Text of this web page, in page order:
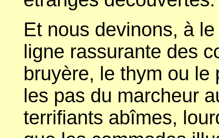
Et nous devinons, à
ligne rassurante des
bruyère, le thym ou le
les pas du marcheur
terrifiants abîmes,